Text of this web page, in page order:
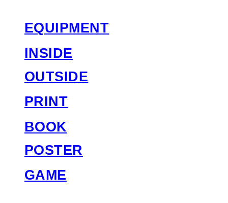
EQUIPMENT
INSIDE
OUTSIDE
PRINT
BOOK
POSTER
GAME